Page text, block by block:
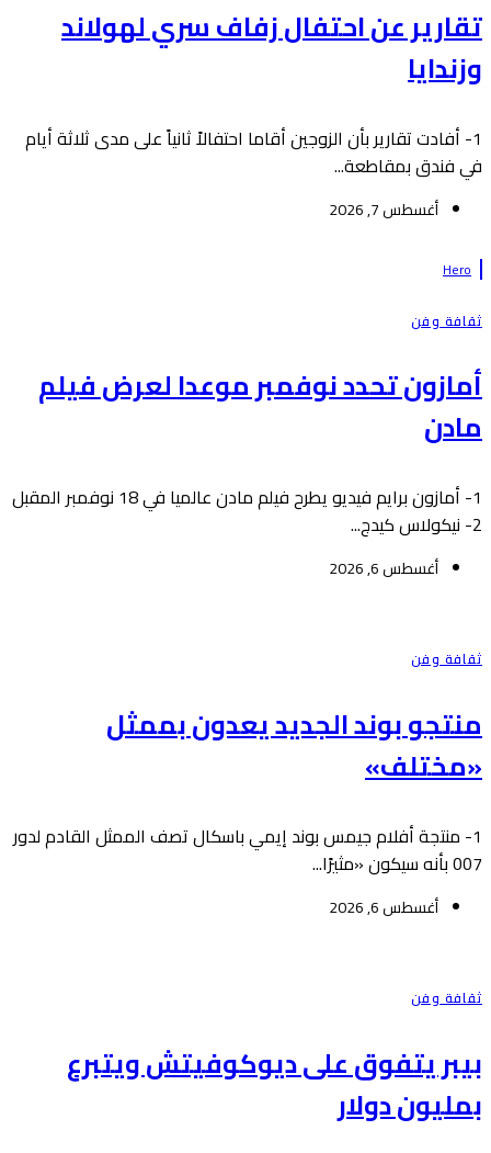
تقارير عن احتفال زفاف سري لهولاند
وزندايا
1- أفادت تقارير بأن الزوجين أقاما احتفالاً ثانياً على مدى ثلاثة أيام
في فندق بمقاطعة...
أغسطس 7, 2026
Hero
ثقافة وفن
أمازون تحدد نوفمبر موعدا لعرض فيلم
مادن
1- أمازون برايم فيديو يطرح فيلم مادن عالميا في 18 نوفمبر المقبل
2- نيكولاس كيدج...
أغسطس 6, 2026
ثقافة وفن
منتجو بوند الجديد يعدون بممثل
«مختلف»
1- منتجة أفلام جيمس بوند إيمي باسكال تصف الممثل القادم لدور
007 بأنه سيكون «مثيرًا...
أغسطس 6, 2026
ثقافة وفن
بيبر يتفوق على ديوكوفيتش ويتبرع
بمليون دولار